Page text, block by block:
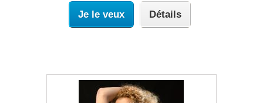
Je le veux Détails